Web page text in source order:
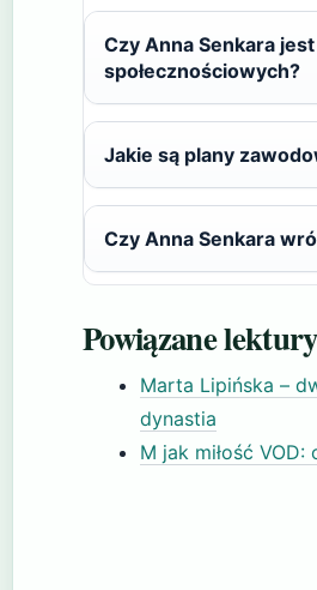
Czy Anna Senkara
społecznościowych?
Jakie są plany
Czy Anna Senkara
Powiązane lektury
Marta Lipińska –
dynastia
M jak miłość